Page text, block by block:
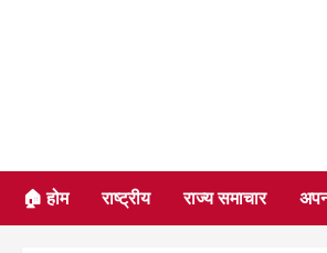
🏠 होम राष्ट्रीय राज्य समाचार